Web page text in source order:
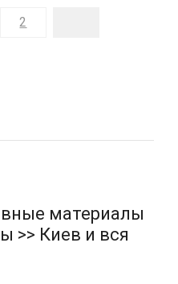
2
материалы
>> Киев и вся